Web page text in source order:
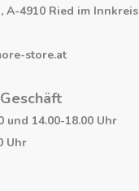
A-4910 Ried im Innkreis
store.at
14.00-18.00 Uhr